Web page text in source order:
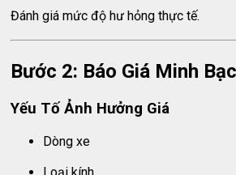
Đánh giá mức độ hư hỏng thực tế.
Bước 2: Báo Giá Minh
Yếu Tố Ảnh Hưởng Giá
Dòng xe